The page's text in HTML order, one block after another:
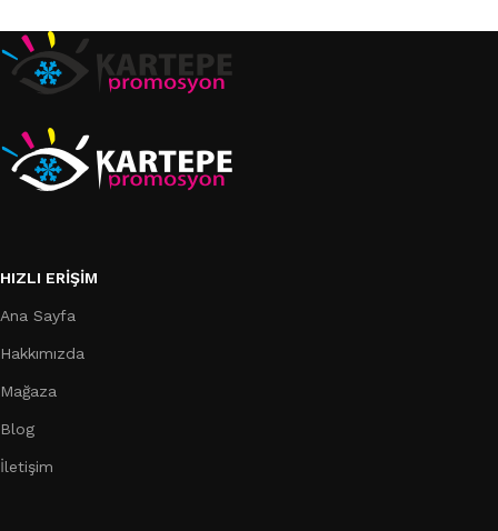
HIZLI ERIŞIM
Ana Sayfa
Hakkımızda
Mağaza
Blog
İletişim